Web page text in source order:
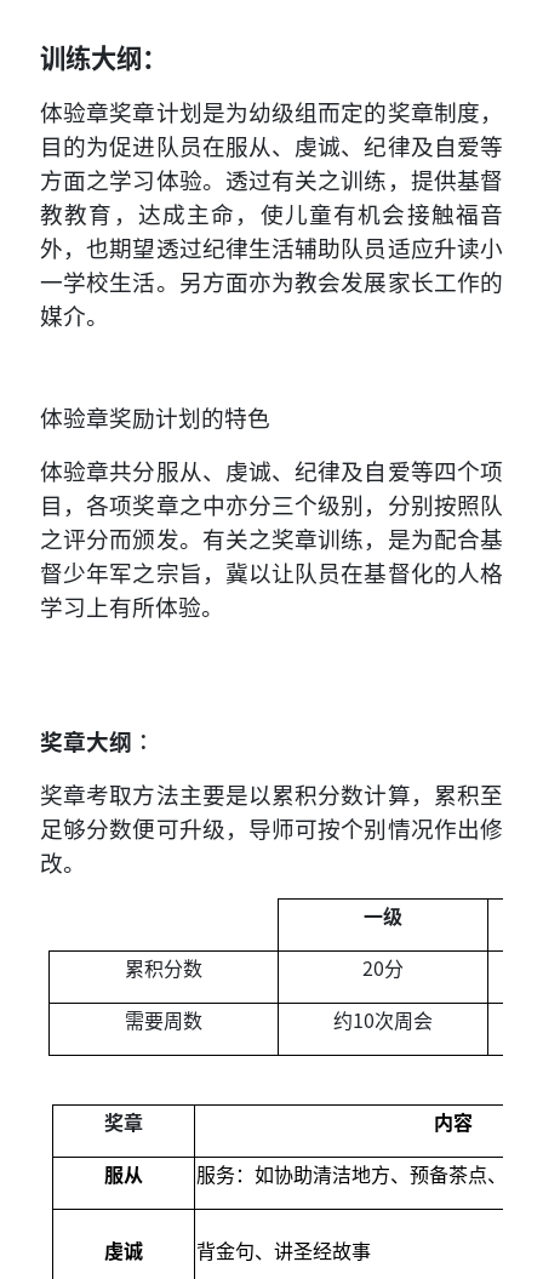
训练大纲：
体验章奖章计划是为幼级组而定的奖章制度，
目的为促进队员在服从、虔诚、纪律及自爱等
方面之学习体验。透过有关之训练，提供基督
教教育，达成主命，使儿童有机会接触福音
外，也期望透过纪律生活辅助队员适应升读小
一学校生活。另方面亦为教会发展家长工作的
媒介。
体验章奖励计划的特色
体验章共分服从、虔诚、纪律及自爱等四个项
目，各项奖章之中亦分三个级别，分别按照队
之评分而颁发。有关之奖章训练，是为配合基
督少年军之宗旨，冀以让队员在基督化的人格
学习上有所体验。
奖章大纲︰
奖章考取方法主要是以累积分数计算，累积至
足够分数便可升级，导师可按个别情况作出修
改。
一级
累积分数
20分
需要周数
约10次周会
奖章
内容
服从
服务：如协助清洁地方、预备茶点、派
虔诚 背金句、讲圣经故事